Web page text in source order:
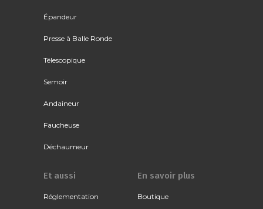
Épandeur
Presse à Balle Ronde
Télescopique
Semoir
Andaineur
Faucheuse
Déchaumeur
Et aussi
Réglementation
En savoir plus
Boutique